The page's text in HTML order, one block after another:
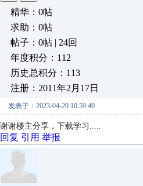
精华：0帖
求助：0帖
帖子：0帖 | 24回
年度积分：112
历史总积分：113
注册：2011年2月17日
发表于：2023-04-20 10:59:40
谢谢楼主分享，下载学习.....
回复 引用 举报